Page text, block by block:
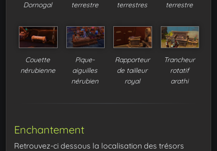
Dornogal
terrestre
terrestres
terrestre
Couette
nérubienne
Pique-
aiguilles
nérubien
Rapporteur
de tailleur
royal
Trancheur
rotatif
arathi
Enchantement
Retrouvez-ci dessous la localisation des trésors